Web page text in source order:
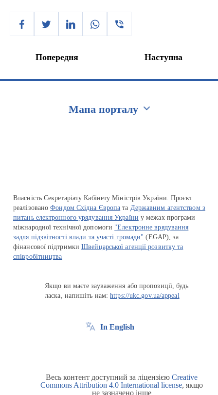
Попередня Наступна
Мапа порталу
Власність Секретаріату Кабінету Міністрів України. Проєкт
реалізованоФондом Східна Європа та Державним агентством з
питань електронного урядування України у межах програми
міжнародної технічної допомоги "Електронне врядування
задля підзвітності влади та участі громади" (EGAP), за
фінансової підтримкиШвейцарської агенції розвитку та
співробітництва
Якщо ви маєте зауваження або пропозиції, будь
ласка, напишіть нам:https://ukc.gov.ua/appeal
In English
Весь контент доступний за ліцензією Creative
Commons Attribution 4.0 International license, якщо
не зазначено інше